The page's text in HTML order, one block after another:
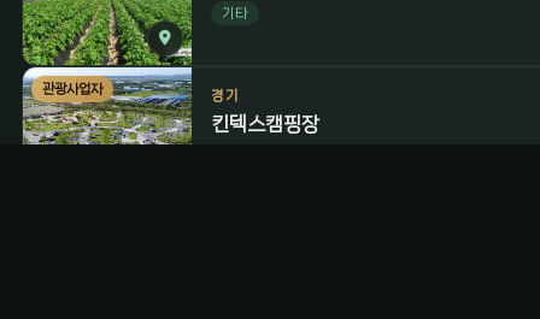
기타
관광사업자 경기
킨텍스캠핑장